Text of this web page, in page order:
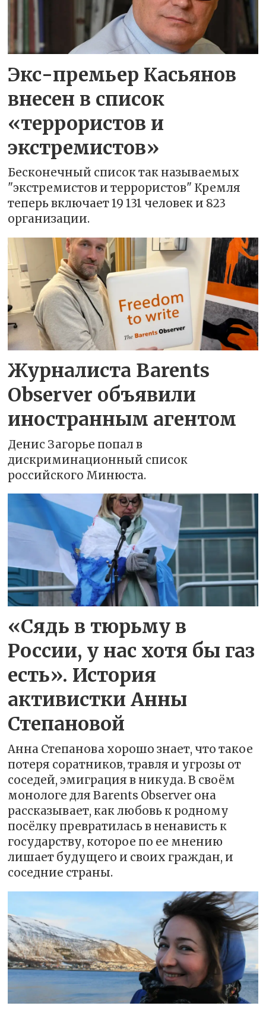
Экс-премьер Касьянов
внесен в список
«террористов и
экстремистов»
Бесконечный список так называемых
"экстремистов и террористов" Кремля
теперь включает 19 131 человек и 823
организации.
Журналиста Barents
Observer объявили
иностранным агентом
Денис Загорье попал в
дискриминационный список
российского Минюста.
«Сядь в тюрьму в
России, у нас хотя бы газ
есть». История
активистки Анны
Степановой
Анна Степанова хорошо знает, что такое
потеря соратников, травля и угрозы от
соседей, эмиграция в никуда. В своём
монологе для Barents Observer она
рассказывает, как любовь к родному
посёлку превратилась в ненависть к
государству, которое по ее мнению
лишает будущего и своих граждан, и
соседние страны.